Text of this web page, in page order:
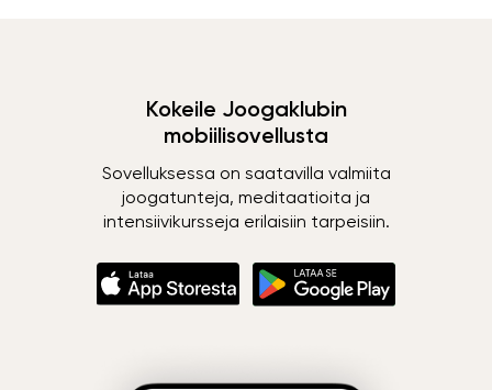
Kokeile Joogaklubin
mobiilisovellusta
Sovelluksessa on saatavilla valmiita
joogatunteja, meditaatioita ja
intensiivikursseja erilaisiin tarpeisiin.